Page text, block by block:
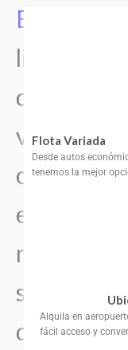
libertad
de
viajar
con
el
mejor
servicio
de
Flota Variada
Desde autos
tenemos la mejor
Alquila en
fácil acceso y